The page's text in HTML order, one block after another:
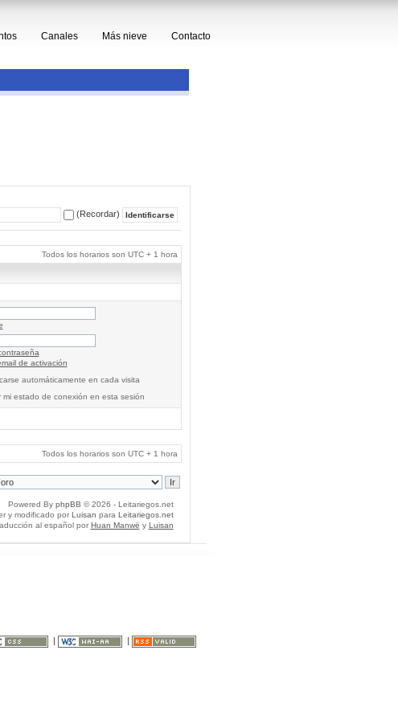
Canales Más nieve Contacto
(Recordar)
Todos los horarios son UTC + 1 hora
de activación
automáticamente en cada visita
mi estado de conexión en esta sesión
Todos los horarios son UTC + 1 hora
Powered By phpBB © 2026 - Leitariegos.net
y modificado por Luisan para Leitariegos.net
al español por Huan Manwë y Luisan